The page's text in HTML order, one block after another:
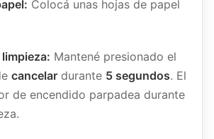
Colocá unas hojas de papel
Mantené presionado el
cancelar durante 5 segundos. El
de encendido parpadea durante